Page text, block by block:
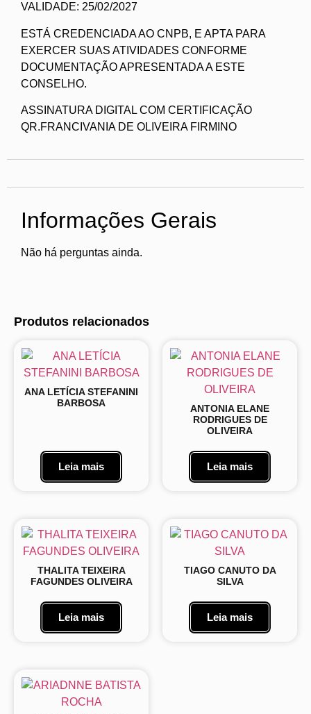
VALIDADE: 25/02/2027
ESTÁ CREDENCIADA AO CNPB, E APTA PARA
EXERCER SUAS ATIVIDADES CONFORME
DOCUMENTAÇÃO APRESENTADA A ESTE
CONSELHO.
ASSINATURA DIGITAL COM CERTIFICAÇÃO
QR.FRANCIVANIA DE OLIVEIRA FIRMINO
Informações Gerais
Não há perguntas ainda.
Produtos relacionados
ANA LETÍCIA STEFANINI
BARBOSA
Leia mais
ANTONIA ELANE
RODRIGUES DE
OLIVEIRA
Leia mais
THALITA TEIXEIRA
FAGUNDES OLIVEIRA
Leia mais
TIAGO CANUTO DA
SILVA
Leia mais